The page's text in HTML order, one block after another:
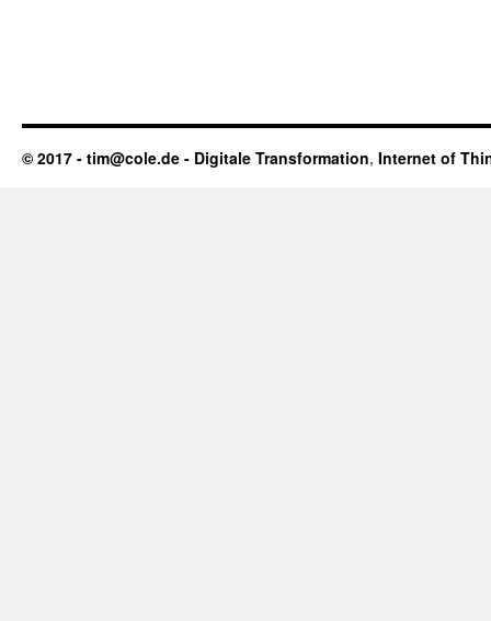
© 2017 - tim@cole.de - Digitale Transformation, Internet of